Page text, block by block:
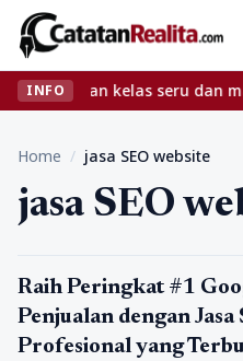
INFO kelas seru dan
Home / jasa SEO website
jasa SEO
Bisnis Digital
Raih Peringkat #1
Penjualan dengan Jasa
Profesional yang